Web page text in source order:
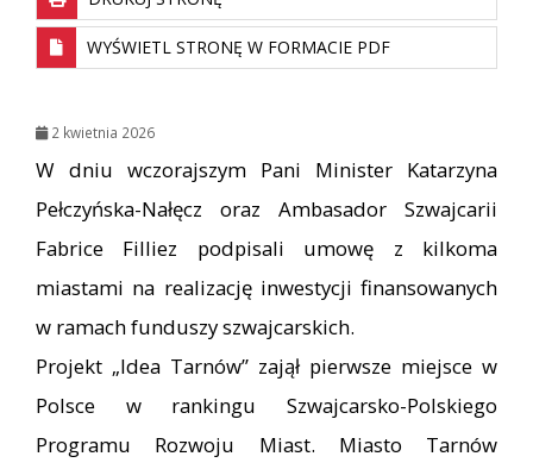
WYŚWIETL STRONĘ W FORMACIE PDF
2 kwietnia 2026
W dniu wczorajszym Pani Minister Katarzyna
Pełczyńska-Nałęcz oraz Ambasador Szwajcarii
Fabrice Filliez podpisali umowę z kilkoma
miastami na realizację inwestycji finansowanych
w ramach funduszy szwajcarskich.
Projekt „Idea Tarnów” zajął pierwsze miejsce w
Polsce w rankingu Szwajcarsko-Polskiego
Programu Rozwoju Miast. Miasto Tarnów